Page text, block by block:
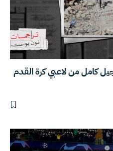
كامل من لاعبي كرة القدم